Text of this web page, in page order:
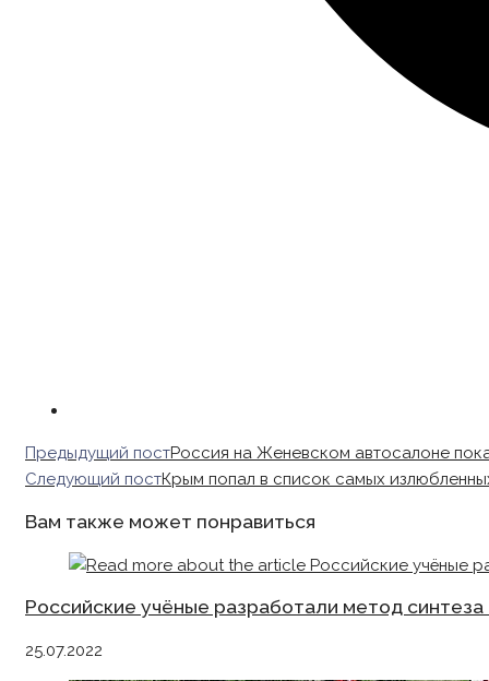
Read
more
Предыдущий постРоссия на Женевском автосалоне
Следующий постКрым попал в список самых
Вам также может понравиться
Российские учёные разработали метод
25.07.2022